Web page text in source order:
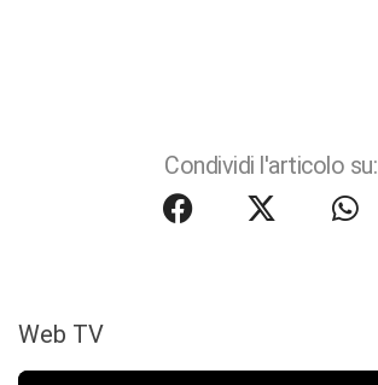
Condividi l'articolo su:
Web TV